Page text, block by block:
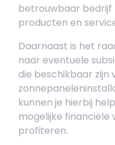
betrouwbaar bedrijf
producten en
Daarnaast is het
naar eventuele
die beschikbaar zijn
kunnen je hierbij
mogelijke financiële
profiteren.